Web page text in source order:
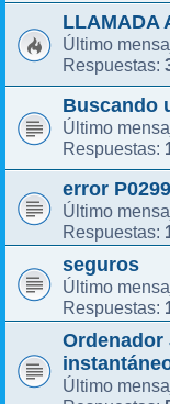
LLAMADA
Último
Respuestas:
Buscando
Último
Respuestas:
error P0299
Último
Respuestas:
seguros
Último
Respuestas:
Ordenador
Último